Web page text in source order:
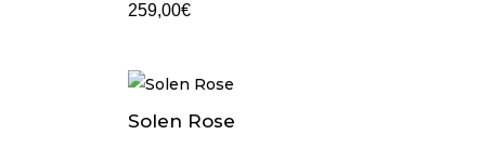
259,00€
Solen Rose